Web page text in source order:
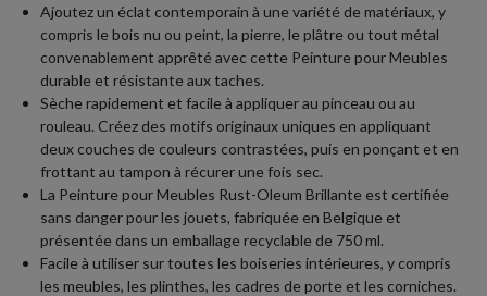
Ajoutez un éclat contemporain à une variété de matériaux, y
compris le bois nu ou peint, la pierre, le plâtre ou tout métal
convenablement apprêté avec cette Peinture pour Meubles
durable et résistante aux taches.
Sèche rapidement et facile à appliquer au pinceau ou au
rouleau. Créez des motifs originaux uniques en appliquant
deux couches de couleurs contrastées, puis en ponçant et en
frottant au tampon à récurer une fois sec.
La Peinture pour Meubles Rust-Oleum Brillante est certifiée
sans danger pour les jouets, fabriquée en Belgique et
présentée dans un emballage recyclable de 750 ml.
Facile à utiliser sur toutes les boiseries intérieures, y compris
les meubles, les plinthes, les cadres de porte et les corniches.